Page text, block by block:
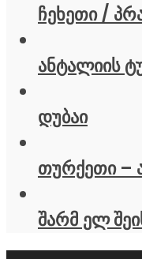
ჩეხეთი /
ანტალიის
დუბაი
თურქეთი –
შარმ ელ